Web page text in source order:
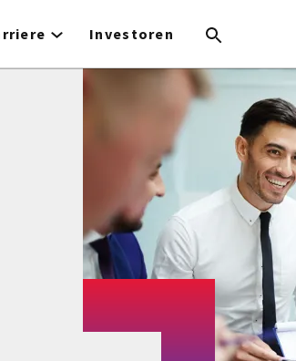
Investoren